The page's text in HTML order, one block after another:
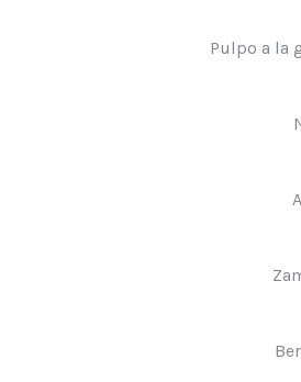
Pulpo a la